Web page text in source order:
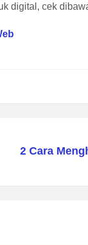
digital, cek
2 Cara